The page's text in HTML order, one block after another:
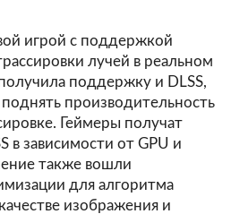
игрой с поддержкой
лучей в реальном
поддержку и DLSS,
производительность
Геймеры получат
в зависимости от GPU и
также вошли
для алгоритма
изображения и